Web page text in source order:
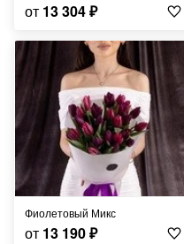
от 13 304₽
Фиолетовый Микс
от 13 190₽